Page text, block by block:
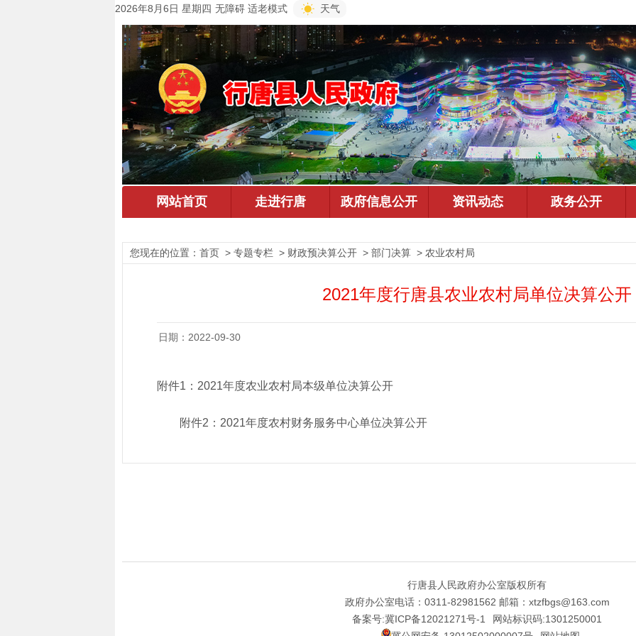
2026年8月6日 星期四 无障碍 适老模式 天气
您现在的位置： 首页 > 专题专栏 > 财政预决算公开 > 部门决算 > 农业农村局
2021年度行唐县农业农村局单位决算公开
日期：2022-09-30
附件1： 2021年度农业农村局本级单位决算公开
附件2： 2021年度农村财务服务中心单位决算公开